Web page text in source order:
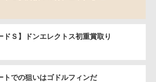
ドＳ】ドンエレクトス初重賞取り
トでの狙いはゴドルフィンだ